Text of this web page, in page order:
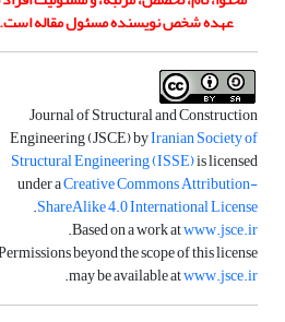
عهده شخص نویسنده مسئول مقاله است.
Journal of Structural and Construction
Engineering (JSCE) byIranian Society of
Structural Engineering (ISSE)is licensed
under aCreative Commons Attribution-
ShareAlike 4.0 International License
.
Based on a work atwww.jsce.ir
.
beyond the scope of this license
may be available atwww.jsce.ir
.